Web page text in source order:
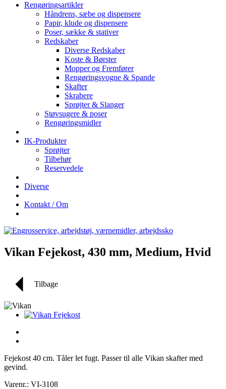
Rengøringsartikler
Håndrens, sæbe og dispensere
Papir, klude og dispensere
Poser, sække & stativer
Redskaber
Diverse Redskaber
Koste & Børster
Mopper og Fremfører
Rengøringsvogne & Spande
Skafter
Skrabere
Sprøjter & Slanger
Støvsugere & poser
Rengøringsmidler
IK-Produkter
Sprøjter
Tilbehør
Reservedele
Diverse
Kontakt / Om
Vikan Fejekost, 430 mm, Medium, Hvid
Tilbage
Fejekost 40 cm. Tåler let fugt. Passer til alle Vikan skafter med
gevind.
Varenr.: VI-3108